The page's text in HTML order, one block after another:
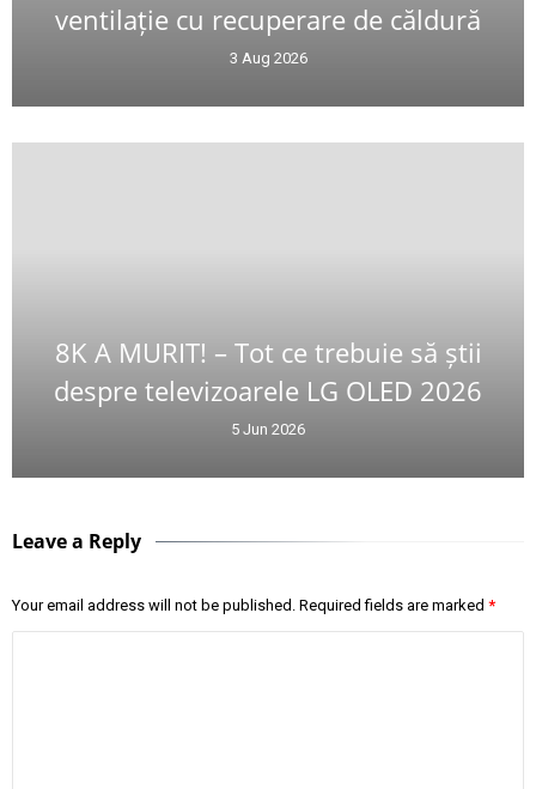
ventilație cu recuperare de căldură
3 Aug 2026
8K A MURIT! – Tot ce trebuie să știi
despre televizoarele LG OLED 2026
5 Jun 2026
Leave a Reply
Your email address will not be published. Required fields are marked *